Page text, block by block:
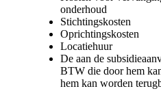
onderhoud
Stichtingskosten
Oprichtingskosten
Locatiehuur
De aan de
BTW die door hem
hem kan worden